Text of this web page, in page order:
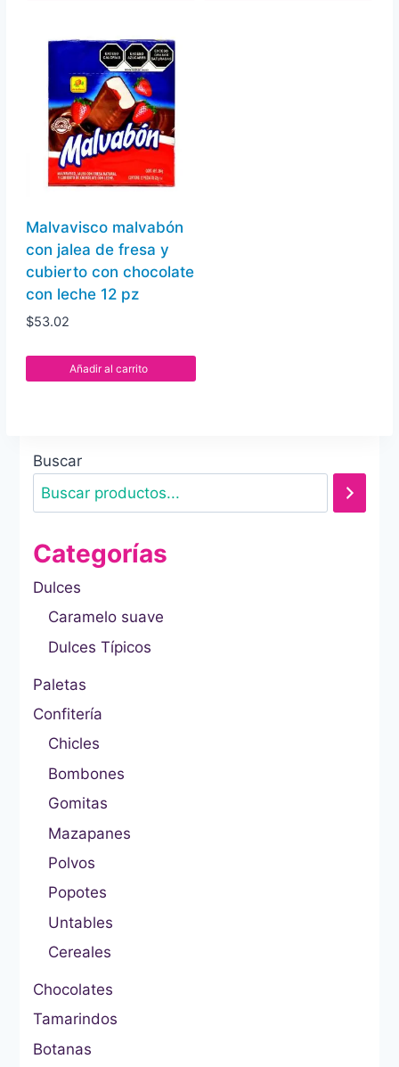
Malvavisco malvabón
con jalea de fresa y
cubierto con chocolate
con leche 12 pz
$53.02
Añadir al carrito
Buscar
Categorías
Dulces
Caramelo suave
Dulces Típicos
Paletas
Confitería
Chicles
Bombones
Gomitas
Mazapanes
Polvos
Popotes
Untables
Cereales
Chocolates
Tamarindos
Botanas